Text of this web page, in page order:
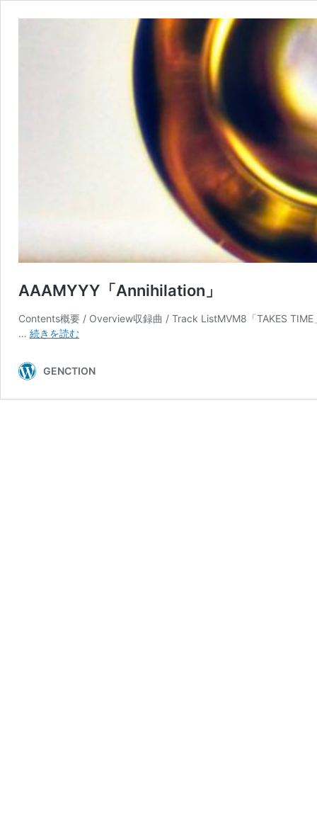
AAAMYYY「Annihilation」
Contents概要 / Overview収録曲 / Track ListMVM8「TAKES
… 続きを読むAAAMYYY「Annihilation」
GENCTION